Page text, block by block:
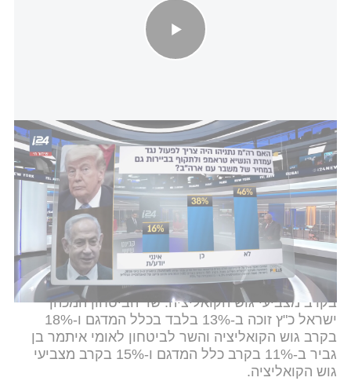
סקר קבינט שישי: האם נתניהו היה צריך לפעול נגד עמדת טראמפ
ולתקוף בביירות?
בתוך כך, בתוכנית "סופהשבוע" עם דניאל רוט אבנרי,
בדקנו מי הכי מתאים לשמש כשר הביטחון. במקום
הראשון נמצא עופר וינטר - עם 44 אחוזים בקרב כלל
המדגם, ו-61 אחוזים בקרב מצביעי גוש הקואליציה.
גדי איזנקוט זוכה ב-21% בכלל המדגם ו-4% בלבד
בקרב מצביעי גוש הקואליציה. שר הביטחון המכהן
ישראל כ"ץ זוכה ב-13% בלבד בכלל המדגם ו-18%
בקרב גוש הקואליציה והשר לביטחון לאומי איתמר בן
גביר ב-11% בקרב כלל המדגם ו-15% בקרב מצביעי
גוש הקואליציה.